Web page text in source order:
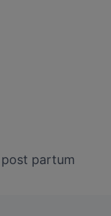
post partum